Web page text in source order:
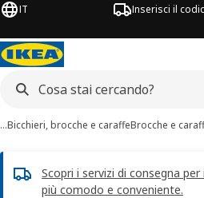
IT Inserisci il
…Bicchieri, brocche e caraffeBrocche e
Scopri i servizi di consegna
più comodo e conveniente.